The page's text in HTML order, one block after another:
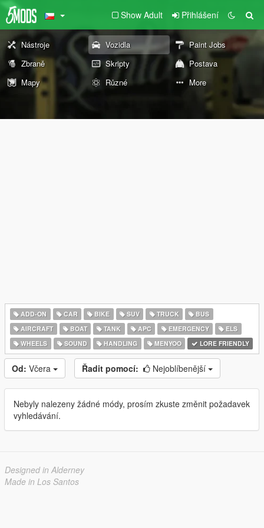
Show Adult Přihlášení
Nástroje Vozidla
Paint Jobs
Zbraně
Skripty
Postava
Mapy
Různé More
ADD-ON CAR BIKE SUV TRUCK
BUS
AIRCRAFT
BOAT TANK APC EMERGENCY
ELS
WHEELS
SOUND HANDLING MENYOO LORE FRIENDLY
Od: Včera Řadit pomocí: Nejoblíbenější
Nebyly nalezeny žádné módy, prosím zkuste změnit požadavek
vyhledávání.
Designed in Alderney
Made in Los Santos